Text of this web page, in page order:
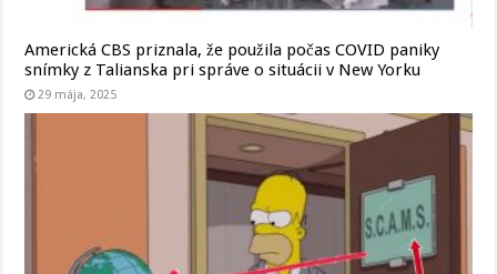
Americká CBS priznala, že použila počas COVID paniky
snímky z Talianska pri správe o situácii v New Yorku
29 mája, 2025